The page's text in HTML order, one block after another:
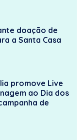
doação de
a Santa Casa
promove Live
ao Dia dos
de